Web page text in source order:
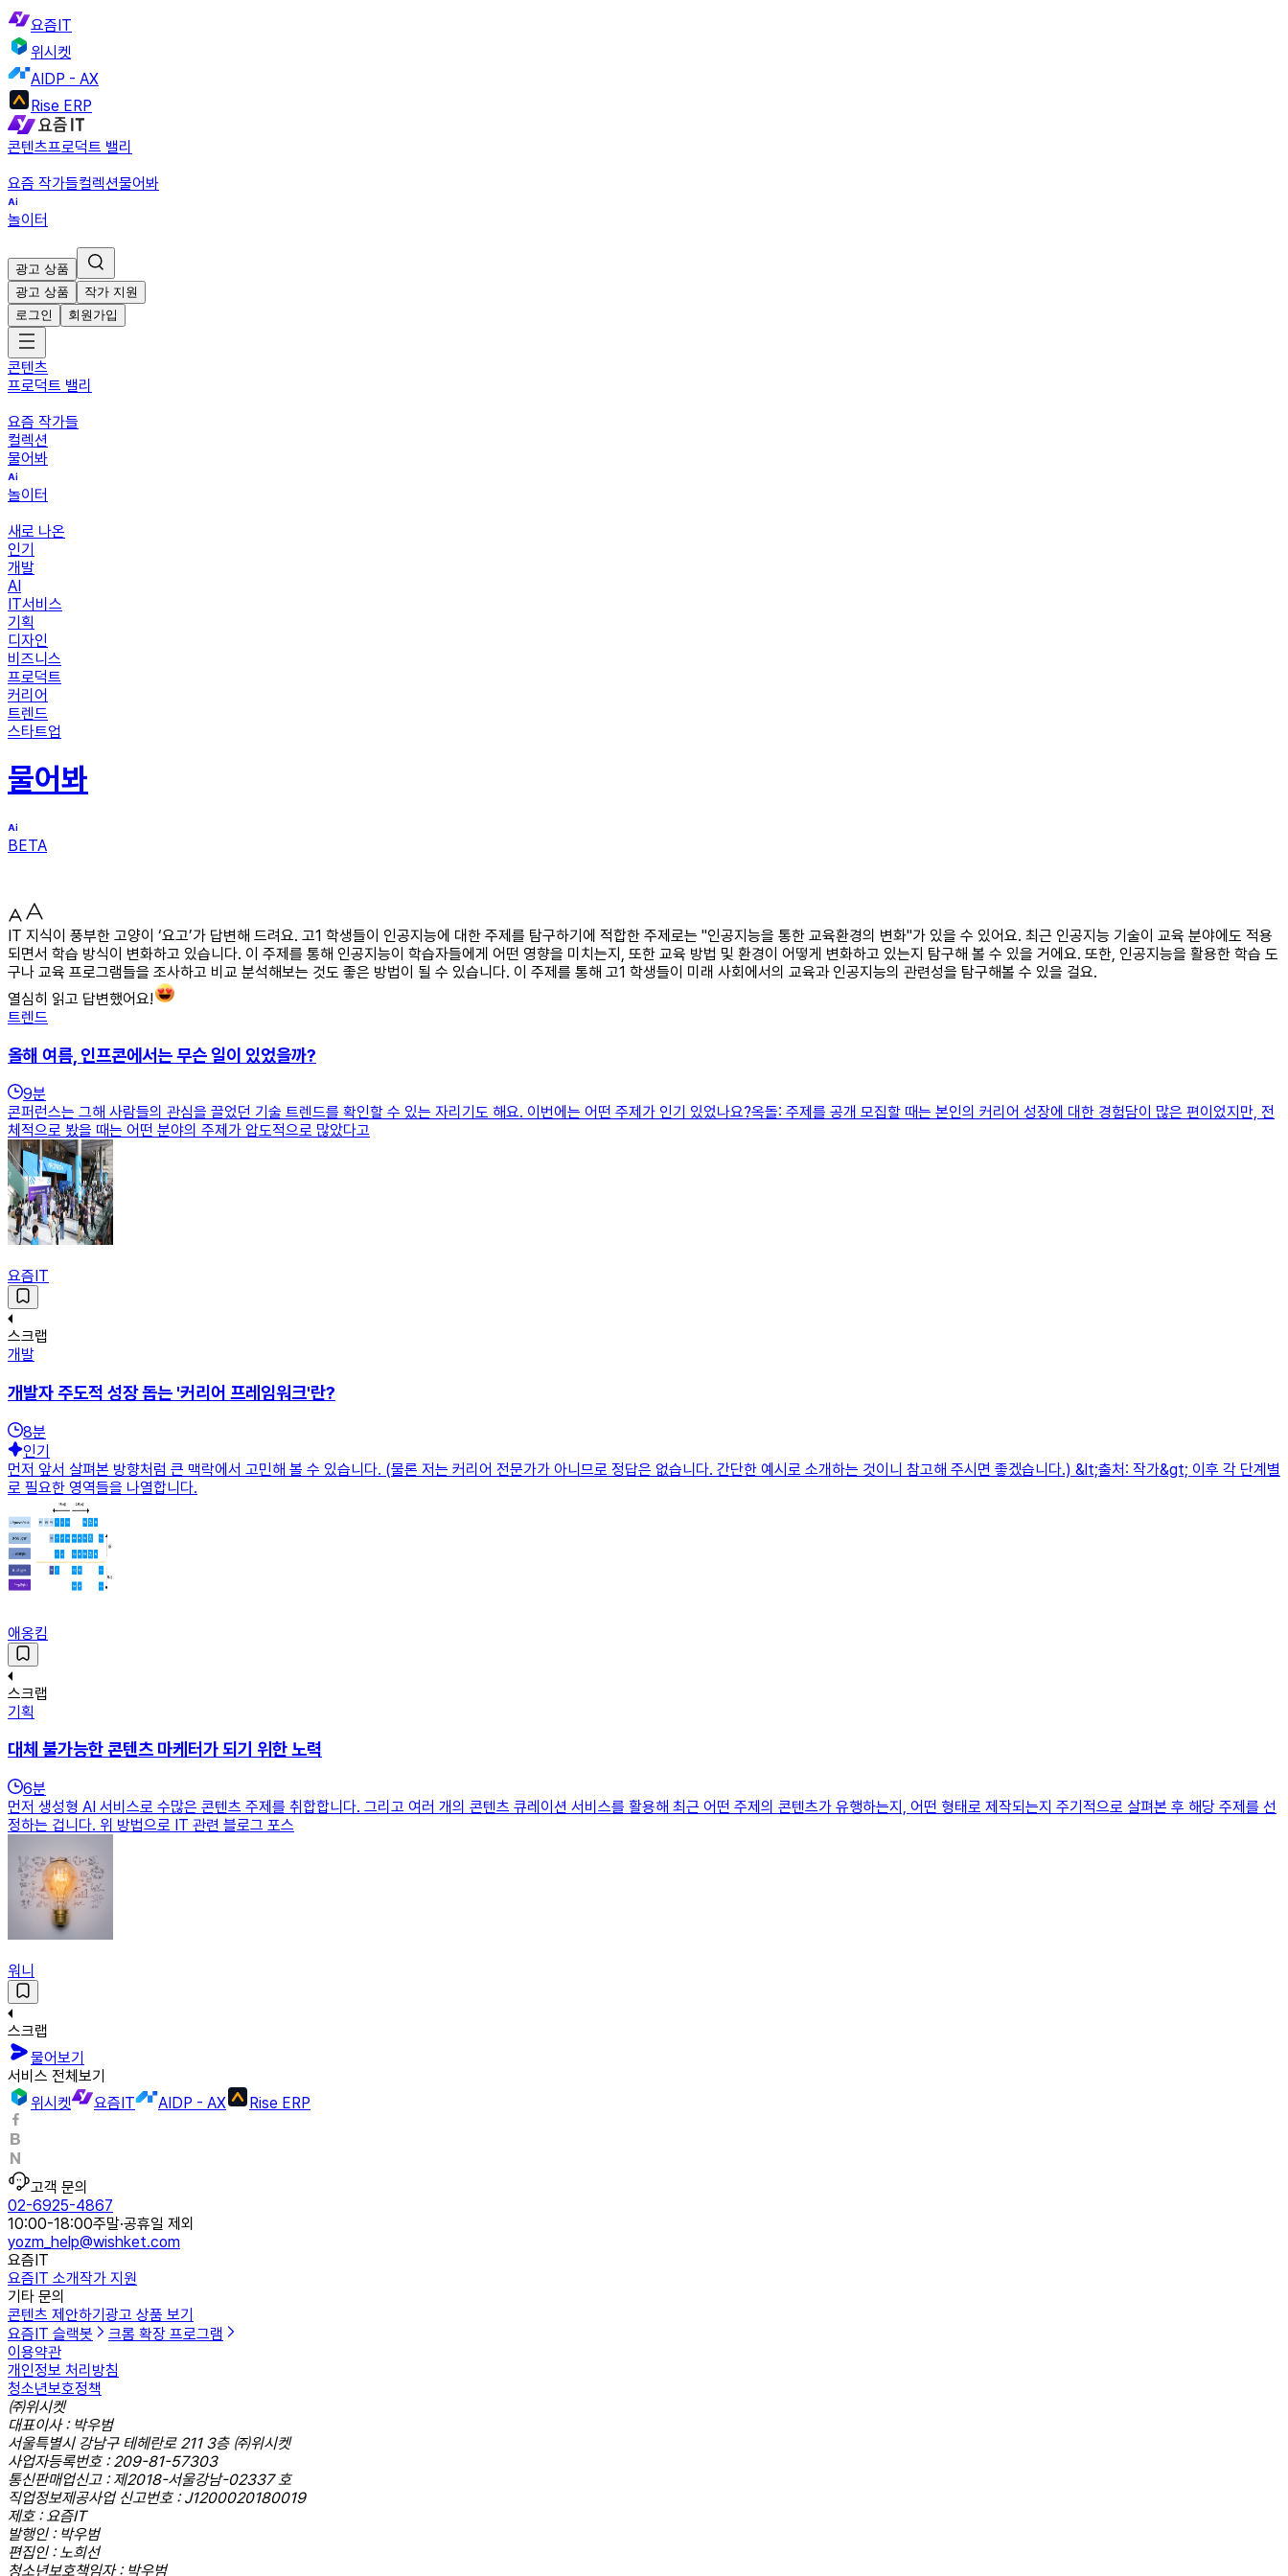
요즘IT
위시켓
AIDP - AX
Rise ERP
콘텐츠프로덕트 밸리
요즘 작가들컬렉션물어봐
놀이터
광고 상품
광고 상품
작가 지원
로그인
회원가입
콘텐츠
프로덕트 밸리
요즘 작가들
컬렉션
물어봐
놀이터
새로 나온
인기
개발
AI
IT서비스
기획
디자인
비즈니스
프로덕트
커리어
트렌드
스타트업
물어봐
BETA
IT 지식이 풍부한 고양이 ‘요고’가 답변해 드려요. 고1 학생들이 인공지능에 대한 주제를 탐구하기에 적합한 주제로는 "인공지능을 통한 교육환경의 변화"가 있을 수 있어요. 최근 인공지능 기술이 교육 분야에도 적용
되면서 학습 방식이 변화하고 있습니다. 이 주제를 통해 인공지능이 학습자들에게 어떤 영향을 미치는지, 또한 교육 방법 및 환경이 어떻게 변화하고 있는지 탐구해 볼 수 있을 거에요. 또한, 인공지능을 활용한 학습 도
구나 교육 프로그램들을 조사하고 비교 분석해보는 것도 좋은 방법이 될 수 있습니다. 이 주제를 통해 고1 학생들이 미래 사회에서의 교육과 인공지능의 관련성을 탐구해볼 수 있을 걸요.
열심히 읽고 답변했어요!
트렌드
올해 여름, 인프콘에서는 무슨 일이 있었을까?
9분
콘퍼런스는 그해 사람들의 관심을 끌었던 기술 트렌드를 확인할 수 있는 자리기도 해요. 이번에는 어떤 주제가 인기 있었나요?옥돌: 주제를 공개 모집할 때는 본인의 커리어 성장에 대한 경험담이 많은 편이었지만, 전
체적으로 봤을 때는 어떤 분야의 주제가 압도적으로 많았다고
요즘IT
스크랩
개발
개발자 주도적 성장 돕는 '커리어 프레임워크'란?
8분
인기
먼저 앞서 살펴본 방향처럼 큰 맥락에서 고민해 볼 수 있습니다. (물론 저는 커리어 전문가가 아니므로 정답은 없습니다. 간단한 예시로 소개하는 것이니 참고해 주시면 좋겠습니다.) &lt;출처: 작가&gt; 이후 각 단계별
로 필요한 영역들을 나열합니다.
애옹킴
스크랩
기획
대체 불가능한 콘텐츠 마케터가 되기 위한 노력
6분
먼저 생성형 AI 서비스로 수많은 콘텐츠 주제를 취합합니다. 그리고 여러 개의 콘텐츠 큐레이션 서비스를 활용해 최근 어떤 주제의 콘텐츠가 유행하는지, 어떤 형태로 제작되는지 주기적으로 살펴본 후 해당 주제를 선
정하는 겁니다. 위 방법으로 IT 관련 블로그 포스
워니
스크랩
물어보기
서비스 전체보기
위시켓
요즘IT AIDP - AX Rise ERP
고객 문의
02-6925-4867
10:00-18:00주말·공휴일 제외
yozm_help@wishket.com
요즘IT
요즘IT 소개작가 지원
기타 문의
콘텐츠 제안하기 광고 상품 보기
요즘IT 슬랙봇
크롬 확장 프로그램
이용약관
개인정보 처리방침
청소년보호정책
㈜위시켓
대표이사 : 박우범
서울특별시 강남구 테헤란로 211 3층 ㈜위시켓
사업자등록번호 : 209-81-57303
통신판매업신고 : 제2018-서울강남-02337 호
직업정보제공사업 신고번호 : J1200020180019
제호 : 요즘IT
발행인 : 박우범
편집인 : 노희선
청소년보호책임자 : 박우범